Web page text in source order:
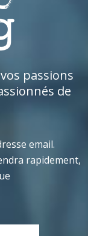
passions
de
email.
rapidement,